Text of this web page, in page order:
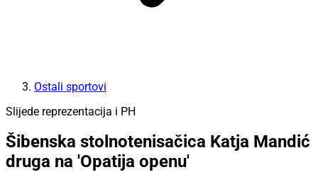
Ostali sportovi
Slijede reprezentacija i PH
Šibenska stolnotenisačica Katja Mandić
druga na 'Opatija openu'